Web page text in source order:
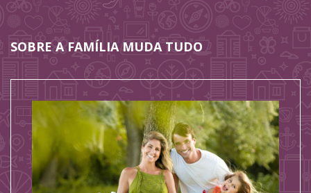
SOBRE A FAMÍLIA MUDA TUDO